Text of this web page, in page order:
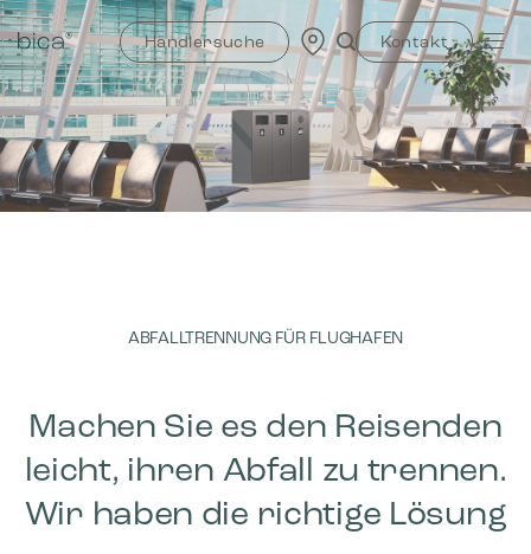
Zum
Inhalt
springen
Händlersuche Kontakt
ABFALLTRENNUNG FÜR FLUGHAFEN
Machen Sie es den Reisenden
leicht, ihren Abfall zu trennen.
Wir haben die richtige Lösung